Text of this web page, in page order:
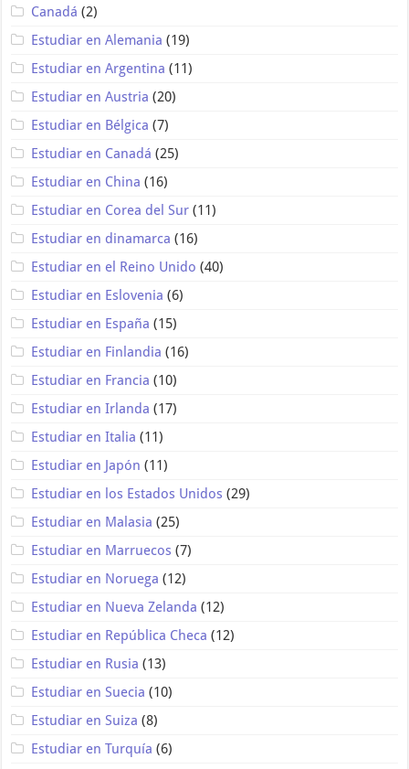
Canadá (2)
Estudiar en Alemania (19)
Estudiar en Argentina (11)
Estudiar en Austria (20)
Estudiar en Bélgica (7)
Estudiar en Canadá (25)
Estudiar en China (16)
Estudiar en Corea del Sur (11)
Estudiar en dinamarca (16)
Estudiar en el Reino Unido (40)
Estudiar en Eslovenia (6)
Estudiar en España (15)
Estudiar en Finlandia (16)
Estudiar en Francia (10)
Estudiar en Irlanda (17)
Estudiar en Italia (11)
Estudiar en Japón (11)
Estudiar en los Estados Unidos (29)
Estudiar en Malasia (25)
Estudiar en Marruecos (7)
Estudiar en Noruega (12)
Estudiar en Nueva Zelanda (12)
Estudiar en República Checa (12)
Estudiar en Rusia (13)
Estudiar en Suecia (10)
Estudiar en Suiza (8)
Estudiar en Turquía (6)